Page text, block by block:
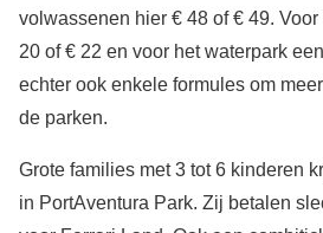
volwassenen hier € 48 of € 49.
20 of € 22 en voor het waterpark
echter ook enkele formules om
de parken.
Grote families met 3 tot 6 kinderen
in PortAventura Park. Zij betalen